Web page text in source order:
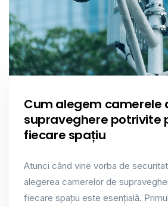
Cum alegem camerele
supraveghere potrivite
fiecare spațiu
Atunci când vine vorba de
alegerea camerelor de
fiecare spațiu este esențială.